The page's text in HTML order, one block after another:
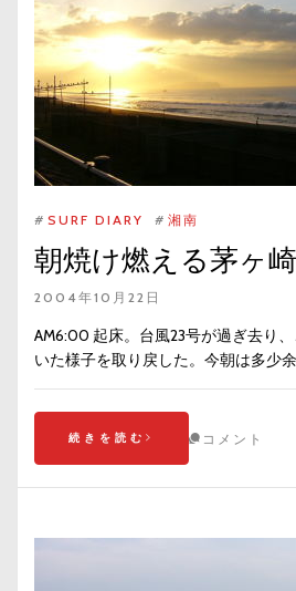
# SURF DIARY # 湘南
朝焼け燃える茅ヶ崎
2004年10月22日
AM6:00 起床。台風23号が過ぎ去り
いた様子を取り戻した。今朝は多少
続きを読む コメント